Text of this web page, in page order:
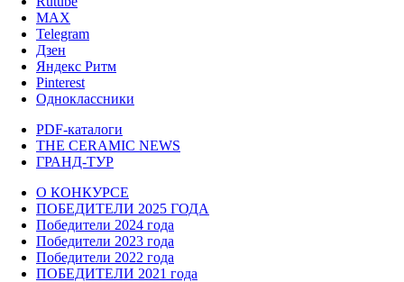
MAX
Telegram
Дзен
Яндекс Ритм
Pinterest
Одноклассники
PDF-каталоги
THE CERAMIC NEWS
ГРАНД-ТУР
О КОНКУРСЕ
ПОБЕДИТЕЛИ 2025 ГОДА
Победители 2024 года
Победители 2023 года
Победители 2022 года
ПОБЕДИТЕЛИ 2021 года